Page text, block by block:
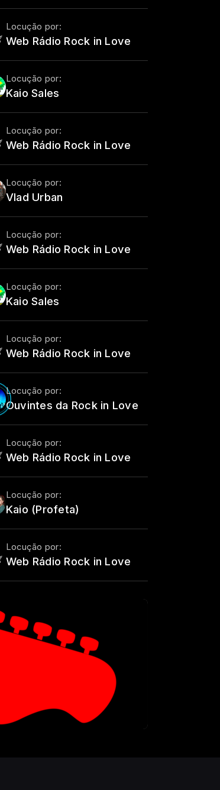
Locução por:
Web Rádio Rock in Love
Locução por:
Kaio Sales
Locução por:
Web Rádio Rock in Love
Locução por:
Vlad Urban
Locução por:
Web Rádio Rock in Love
Locução por:
Kaio Sales
Locução por:
Web Rádio Rock in Love
Locução por:
Ouvintes da Rock in Love
Locução por:
Web Rádio Rock in Love
Locução por:
Kaio (Profeta)
Locução por:
Web Rádio Rock in Love